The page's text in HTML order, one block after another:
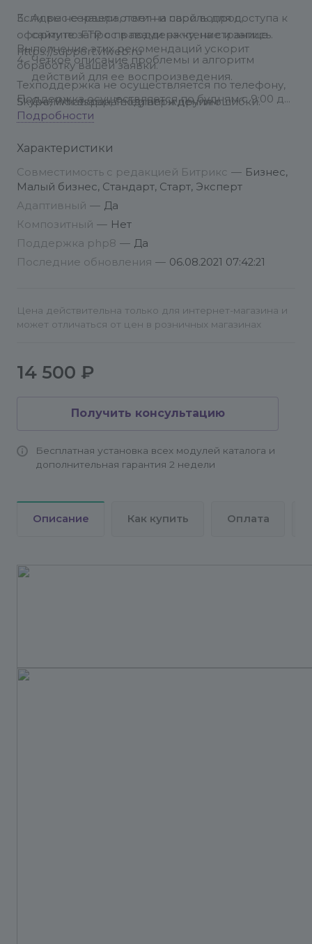
Если вы не нашли ответ на свой вопрос,
оформите запрос в поддержку, на странице
https://support.vlweb.ru
Техподдержка не осуществляется по телефону,
Skype, Whatsapp, Telegram и другим
мессенджерам.
При каждом обращении обязательно
предоставьте следующие данные:
Адрес сервера, логин и пароль для доступа к
сайту по FTP с правами на чтение и запись.
Четкое описание проблемы и алгоритм
действий для ее воспроизведения.
Снимки экрана подтверждения ошибки.
Выполнение этих рекомендаций ускорит
обработку вашей заявки.
Поддержка осуществляется по будням с 9:00 до
17:00 по московскому времени. Скорость ответа
вопроса, но в среднем составляет 2-3 рабочих
дня.
Подробности
Характеристики
Совместимость с редакцией Битрикс — Бизнес,
Малый бизнес, Стандарт, Старт, Эксперт
Адаптивный — Да
Композитный — Нет
Поддержка php8 — Да
Последние обновления — 06.08.2021 07:42:21
Цена действительна только для интернет-магазина и
может отличаться от цен в розничных магазинах
14 500 ₽
Получить консультацию
Бесплатная установка всех модулей каталога и
дополнительная гарантия 2 недели
Описание Как купить Оплата